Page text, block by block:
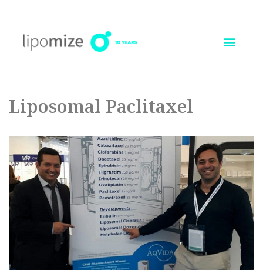
Liposomal Paclitaxel